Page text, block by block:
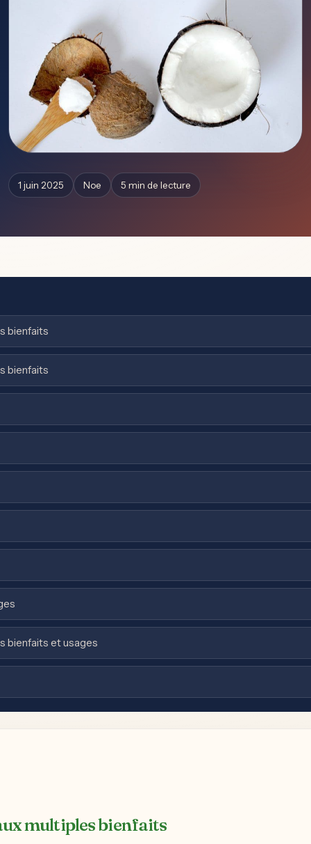
1 juin 2025 Noe 5 min de lecture
bienfaits
bienfaits
bienfaits et usages
multiples bienfaits